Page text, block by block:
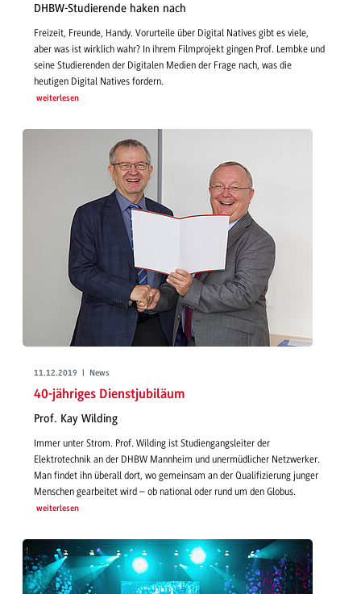
DHBW-Studierende haken nach
Freizeit, Freunde, Handy. Vorurteile über Digital Natives gibt es viele,
aber was ist wirklich wahr? In ihrem Filmprojekt gingen Prof. Lembke und
seine Studierenden der Digitalen Medien der Frage nach, was die
heutigen Digital Natives fordern.
weiterlesen
11.12.2019 | News
40-jähriges Dienstjubiläum
Prof. Kay Wilding
Immer unter Strom. Prof. Wilding ist Studiengangsleiter der
Elektrotechnik an der DHBW Mannheim und unermüdlicher Netzwerker.
Man findet ihn überall dort, wo gemeinsam an der Qualifizierung junger
Menschen gearbeitet wird – ob national oder rund um den Globus.
weiterlesen